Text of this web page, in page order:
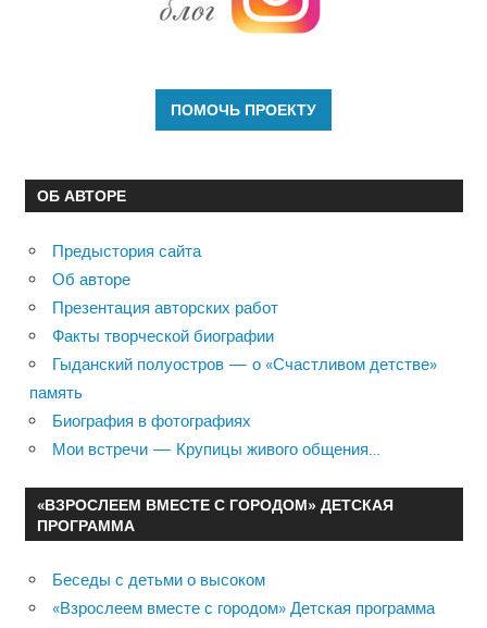
ОБ АВТОРЕ
Предыстория сайта
Об авторе
Презентация авторских работ
Факты творческой биографии
Гыданский полуостров — о «Счастливом детстве»
память
Биография в фотографиях
Мои встречи — Крупицы живого общения…
«ВЗРОСЛЕЕМ ВМЕСТЕ С ГОРОДОМ» ДЕТСКАЯ
ПРОГРАММА
Беседы с детьми о высоком
«Взрослеем вместе с городом» Детская программа